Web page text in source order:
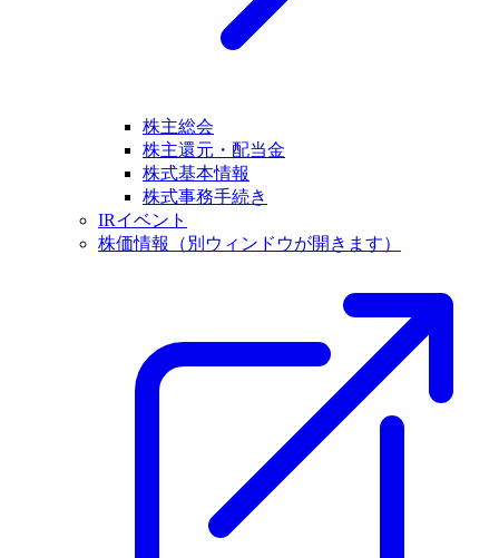
株主総会
株主還元・配当金
株式基本情報
株式事務手続き
IRイベント
株価情報
（別ウィンドウが開きます）